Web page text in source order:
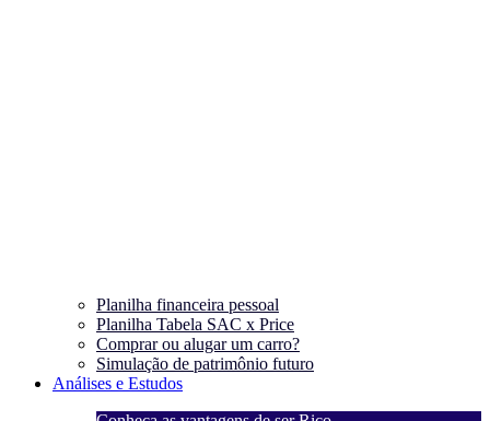
Planilha financeira pessoal
Planilha Tabela SAC x Price
Comprar ou alugar um carro?
Simulação de patrimônio futuro
Análises e Estudos